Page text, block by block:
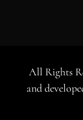
All Rights
and